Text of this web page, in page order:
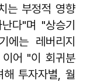
는 부정적 영향
다"며 "상승기
에는 레버리지
어 "이 회귀분
투자자별, 월